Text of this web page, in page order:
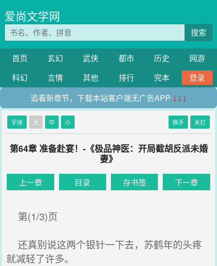
爱尚文学网
搜索
首页 玄幻 武侠 都市 历史
网游
科幻
言情 其他 排行 完本
登录
追看新章节，下载本站客户端无广告APP ↓↓↓
字体 大 中 小 换手 关灯
第64章 准备赴宴！-《极品神医：开局截胡反派未婚
妻》
上一章 目录 存书签 下一章
第(1/3)页
还真别说这两个银针一下去，苏鹤年的头疼
就减轻了许多。